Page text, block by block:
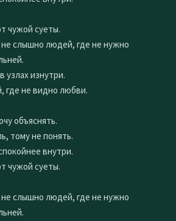
чужой суеты.
не слышно людей, где не нужно
узлах изнутри.
где не видно любви.
объяснять.
тому не понять.
внутри.
чужой суеты.
не слышно людей, где не нужно